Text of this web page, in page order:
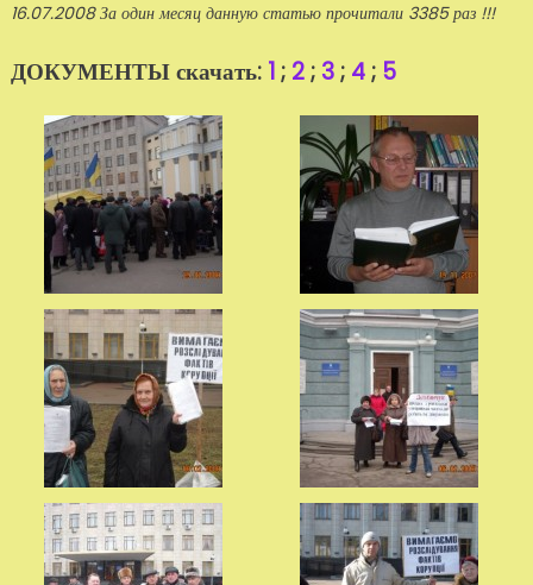
16.07.2008 За один месяц данную статью прочитали 3385 раз !!!
ДОКУМЕНТЫ скачать: 1; 2; 3; 4; 5